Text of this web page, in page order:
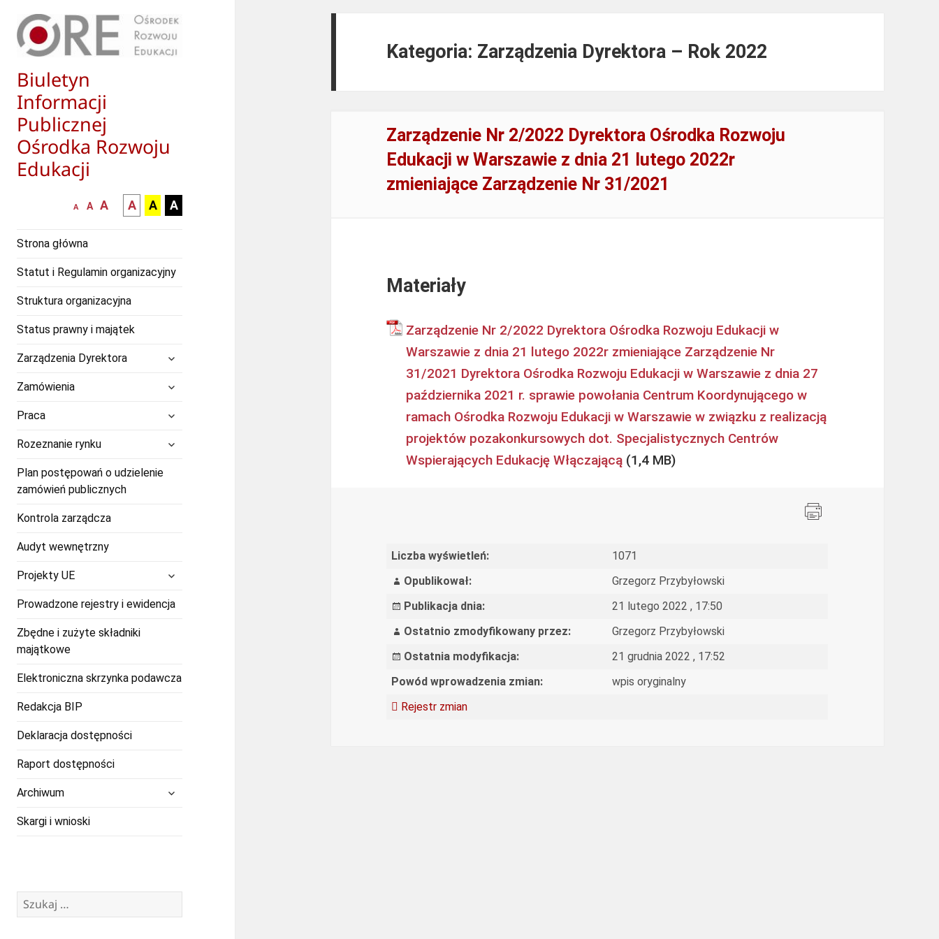
Biuletyn
Informacji
Publicznej
Ośrodka Rozwoju
Edukacji
mniejsza
A
normalna
A
większa-
czcionka
A
kontrast
czarny
białym
A
kontrast
czarny
zółtym
A
kontrast
żółty
A
Strona główna
Statut i Regulamin organizacyjny
Struktura organizacyjna
Status prawny i majątek
Zarządzenia Dyrektora
rozwiń
menu
Zamówienia
Praca
Rozeznanie rynkurozwiń
menu
potomne
Plan postępowań o udzielenie
zamówień publicznych
Kontrola zarządcza
Audyt wewnętrzny
Projekty UE
potomne
Prowadzone rejestry i ewidencja
Zbędne i zużyte składniki
majątkowe
Elektroniczna skrzynka podawcza
Redakcja BIP
Deklaracja dostępności
Raport dostępności
Archiwum
Skargi i wnioski
Szukaj:
Kategoria: Zarządzenia Dyrektora – Rok 2022
Zarządzenie Nr 2/2022 Dyrektora Ośrodka Rozwoju
Edukacji w Warszawie z dnia 21 lutego 2022r
zmieniające Zarządzenie Nr 31/2021
Materiały
Zarządzenie Nr 2/2022 Dyrektora Ośrodka Rozwoju Edukacji w
Warszawie z dnia 21 lutego 2022r zmieniające Zarządzenie Nr
31/2021 Dyrektora Ośrodka Rozwoju Edukacji w Warszawie z dnia 27
października 2021 r. sprawie powołania Centrum Koordynującego w
ramach Ośrodka Rozwoju Edukacji w Warszawie w związku z realizacją
projektów pozakonkursowych dot. Specjalistycznych Centrów
Wspierających Edukację Włączającą
Liczba wyświetleń:
1071
Opublikował:
Grzegorz Przybyłowski
Publikacja dnia:
21 lutego 2022 , 17:50
Ostatnio zmodyfikowany przez:
Grzegorz Przybyłowski
Ostatnia modyfikacja:
21 grudnia 2022 , 17:52
Powód wprowadzenia zmian:
wpis oryginalny
Rejestr zmian